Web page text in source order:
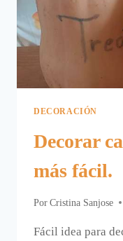
DECORACIÓN
Decorar
más fácil.
Por Cristina Sanjose
Fácil idea para